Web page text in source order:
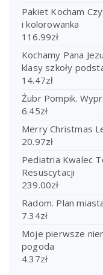
Pakiet Kocham
i kolorowanka
116.99zł
Kochamy Pana
klasy szkoły
14.47zł
Żubr Pompik.
6.45zł
Merry Christmas
20.97zł
Pediatria Kwalec
Resuscytacji
239.00zł
Radom. Plan
7.34zł
Moje pierwsze
pogoda
4.37zł